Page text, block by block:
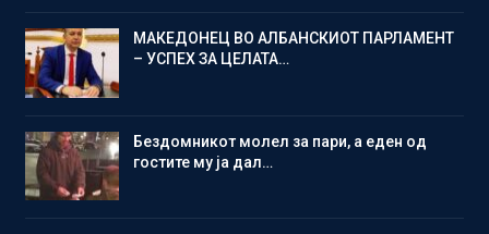
МАКЕДОНЕЦ ВО АЛБАНСКИОТ ПАРЛАМЕНТ
– УСПЕХ ЗА ЦЕЛАТА…
Бездомникот молел за пари, а еден од
гостите му ја дал…